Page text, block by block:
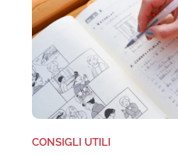
CONSIGLI UTILI